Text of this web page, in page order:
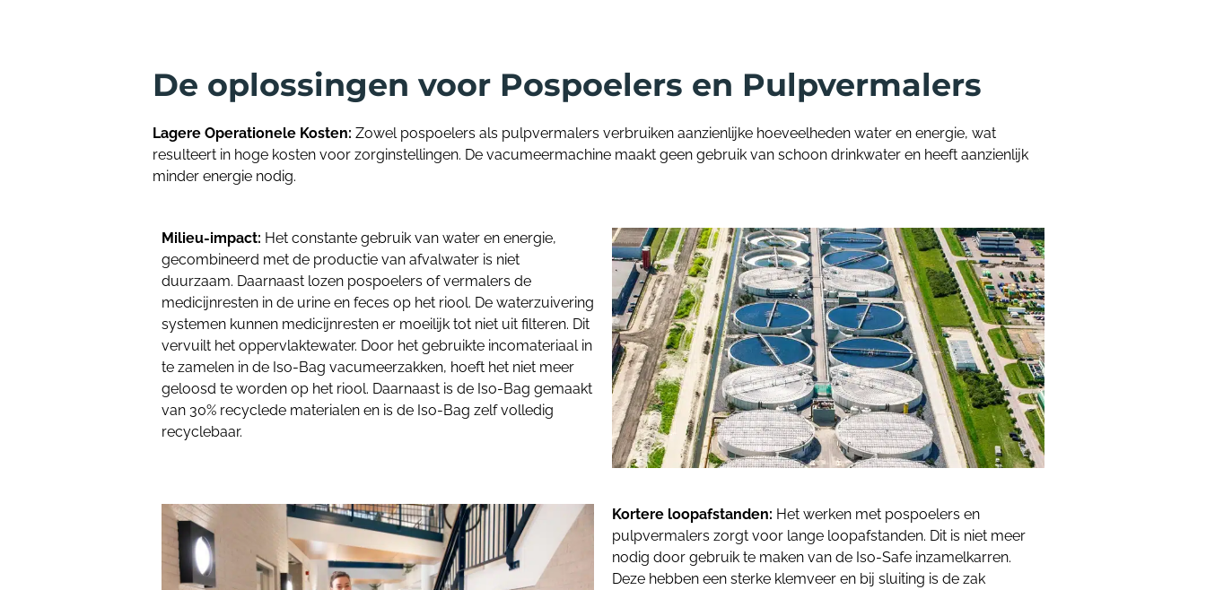
De oplossingen voor Pospoelers en Pulpvermalers
Lagere Operationele Kosten: Zowel pospoelers als pulpvermalers verbruiken aanzienlijke hoeveelheden water en energie, wat
resulteert in hoge kosten voor zorginstellingen. De vacumeermachine maakt geen gebruik van schoon drinkwater en heeft aanzienlijk
minder energie nodig.
Milieu-impact: Het constante gebruik van water en energie,
gecombineerd met de productie van afvalwater is niet
duurzaam. Daarnaast lozen pospoelers of vermalers de
medicijnresten in de urine en feces op het riool. De waterzuivering
systemen kunnen medicijnresten er moeilijk tot niet uit filteren. Dit
vervuilt het oppervlaktewater. Door het gebruikte incomateriaal in
te zamelen in de Iso-Bag vacumeerzakken, hoeft het niet meer
geloosd te worden op het riool. Daarnaast is de Iso-Bag gemaakt
van 30% recyclede materialen en is de Iso-Bag zelf volledig
recyclebaar.
Kortere loopafstanden: Het werken met pospoelers en
pulpvermalers zorgt voor lange loopafstanden. Dit is niet meer
nodig door gebruik te maken van de Iso-Safe inzamelkarren.
Deze hebben een sterke klemveer en bij sluiting is de zak